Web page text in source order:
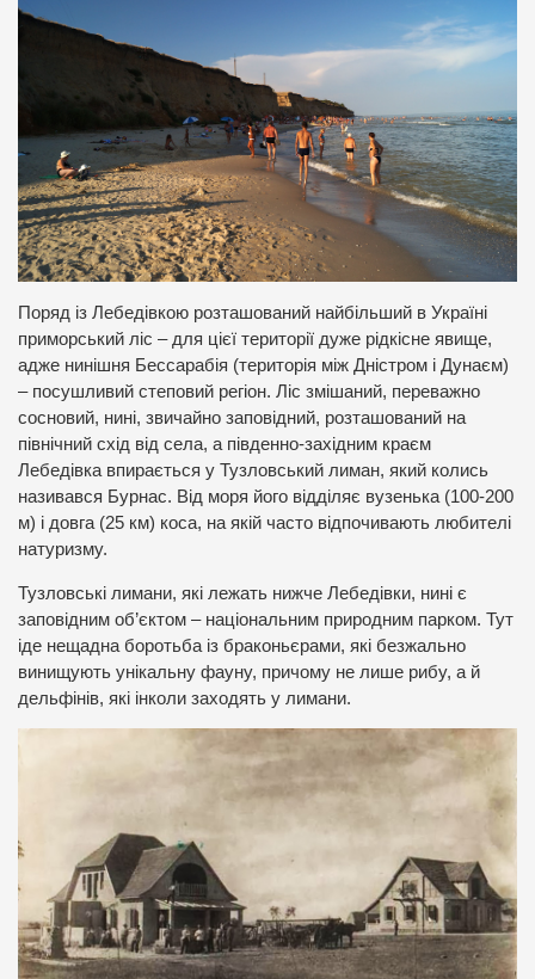
Поряд із Лебедівкою розташований найбільший в Україні
приморський ліс – для цієї території дуже рідкісне явище,
адже нинішня Бессарабія (територія між Дністром і Дунаєм)
– посушливий степовий регіон. Ліс змішаний, переважно
сосновий, нині, звичайно заповідний, розташований на
північний схід від села, а південно-західним краєм
Лебедівка впирається у Тузловський лиман, який колись
називався Бурнас. Від моря його відділяє вузенька (100-200
м) і довга (25 км) коса, на якій часто відпочивають любителі
натуризму.
Тузловські лимани, які лежать нижче Лебедівки, нині є
заповідним об’єктом – національним природним парком. Тут
іде нещадна боротьба із браконьєрами, які безжально
винищують унікальну фауну, причому не лише рибу, а й
дельфінів, які інколи заходять у лимани.